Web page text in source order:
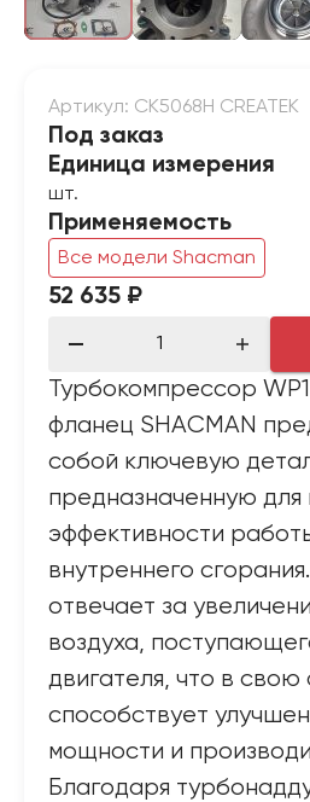
Артикул: CK5068H CREATEK
Под заказ
Единица измерения
шт.
Применяемость
Все модели Shacman
52 635 ₽
Турбокомпрессор
фланец SHACMAN
собой ключевую
предназначенную
эффективности
внутреннего
отвечает за
воздуха,
двигателя, что в свою
способствует
мощности и
Благодаря